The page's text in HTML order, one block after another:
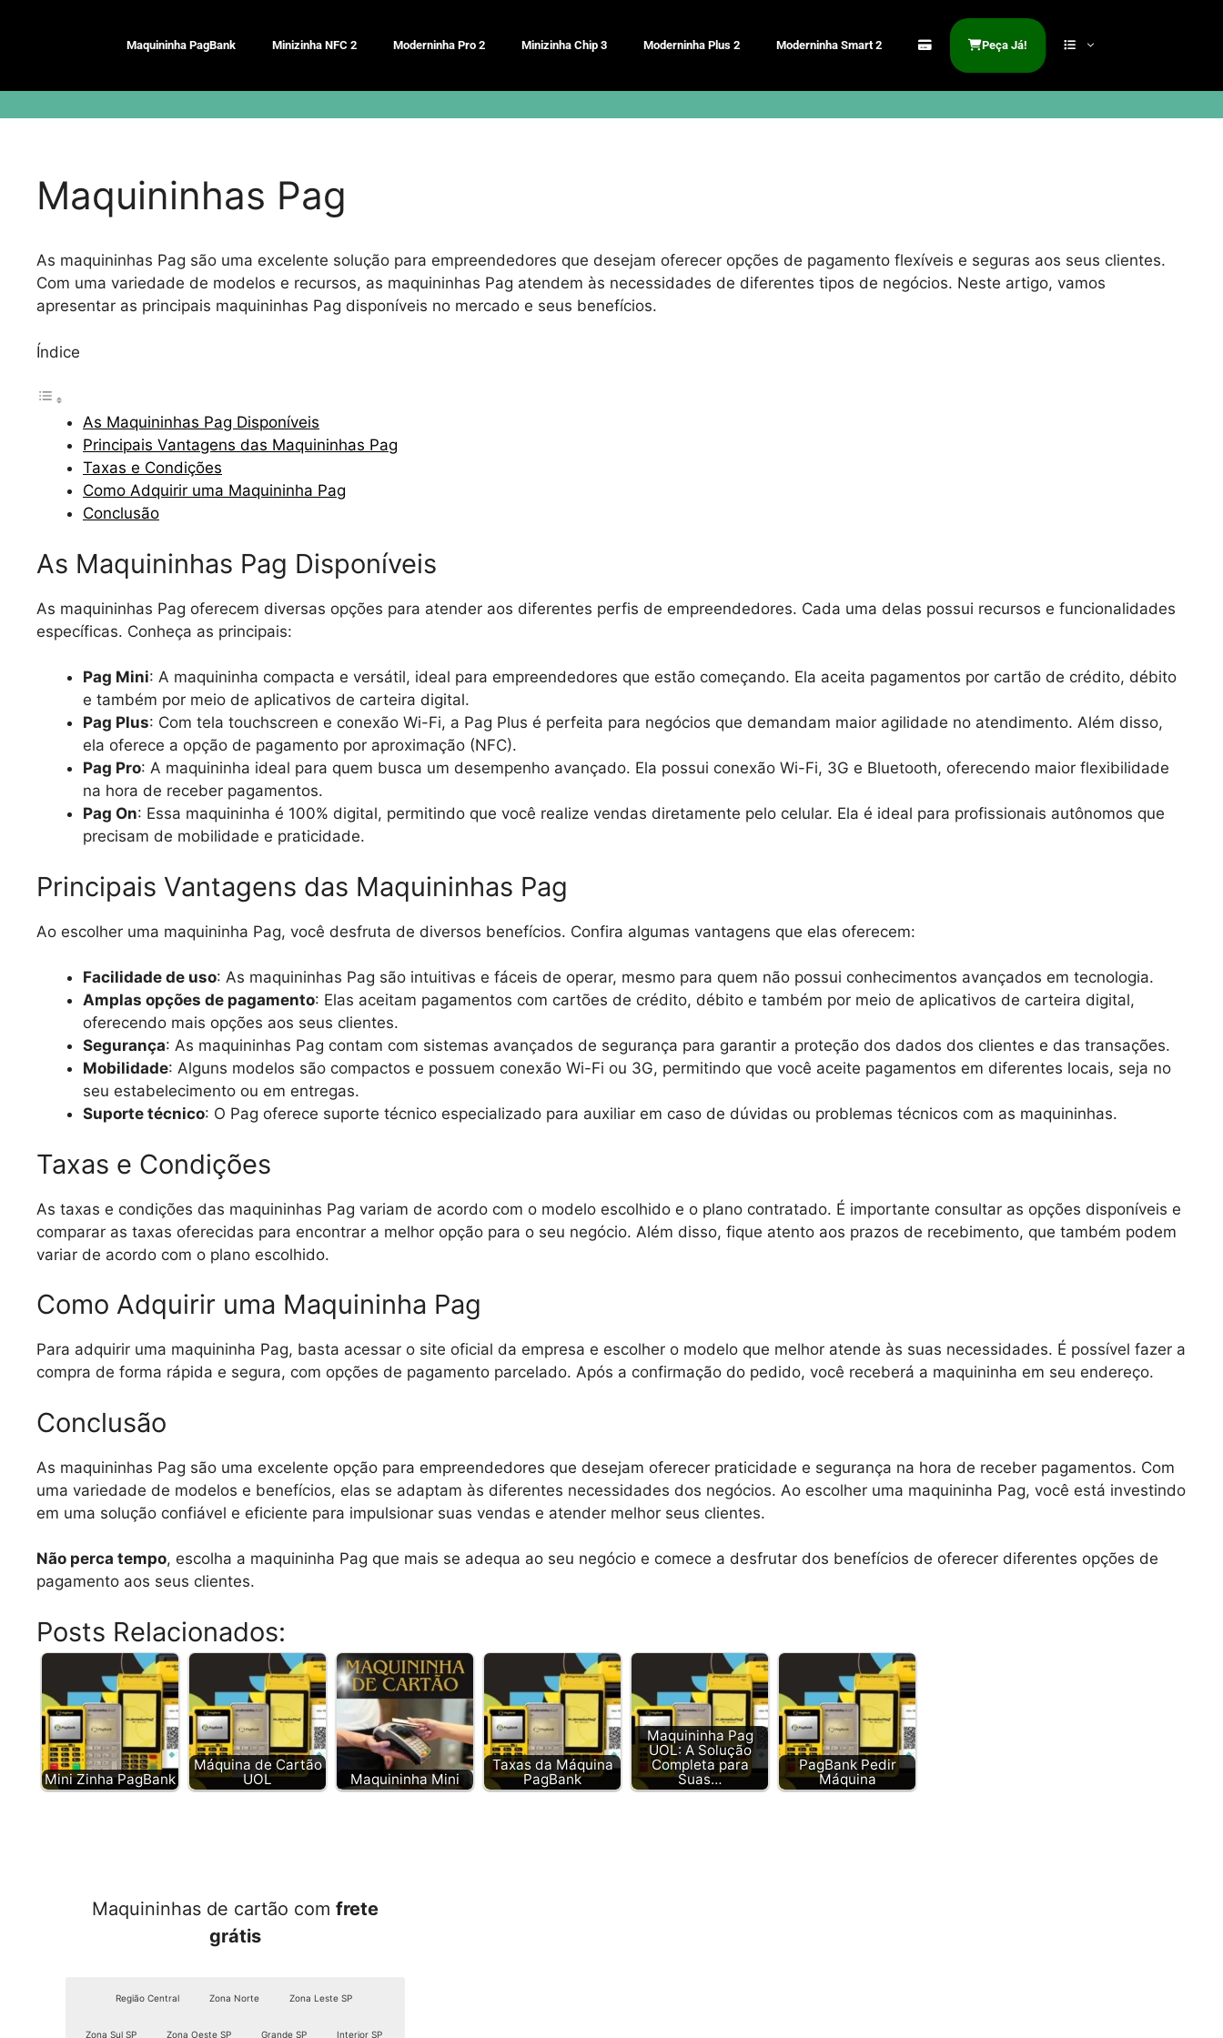
Maquininha PagBank Minizinha NFC 2 Moderninha Pro 2 Minizinha Chip 3 Moderninha Plus 2 Moderninha Smart 2 Peça Já!
Maquininhas Pag
As maquininhas Pag são uma excelente solução para empreendedores que desejam oferecer opções de pagamento flexíveis e seguras aos seus clientes.
Com uma variedade de modelos e recursos, as maquininhas Pag atendem às necessidades de diferentes tipos de negócios. Neste artigo, vamos
apresentar as principais maquininhas Pag disponíveis no mercado e seus benefícios.
Índice
As Maquininhas Pag Disponíveis
Principais Vantagens das Maquininhas Pag
Taxas e Condições
Como Adquirir uma Maquininha Pag
Conclusão
As Maquininhas Pag Disponíveis
As maquininhas Pag oferecem diversas opções para atender aos diferentes perfis de empreendedores. Cada uma delas possui recursos e funcionalidades
específicas. Conheça as principais:
Pag Mini: A maquininha compacta e versátil, ideal para empreendedores que estão começando. Ela aceita pagamentos por cartão de crédito, débito
e também por meio de aplicativos de carteira digital.
Pag Plus: Com tela touchscreen e conexão Wi-Fi, a Pag Plus é perfeita para negócios que demandam maior agilidade no atendimento. Além disso,
ela oferece a opção de pagamento por aproximação (NFC).
Pag Pro: A maquininha ideal para quem busca um desempenho avançado. Ela possui conexão Wi-Fi, 3G e Bluetooth, oferecendo maior flexibilidade
na hora de receber pagamentos.
Pag On: Essa maquininha é 100% digital, permitindo que você realize vendas diretamente pelo celular. Ela é ideal para profissionais autônomos que
precisam de mobilidade e praticidade.
Principais Vantagens das Maquininhas Pag
Ao escolher uma maquininha Pag, você desfruta de diversos benefícios. Confira algumas vantagens que elas oferecem:
Facilidade de uso: As maquininhas Pag são intuitivas e fáceis de operar, mesmo para quem não possui conhecimentos avançados em tecnologia.
Amplas opções de pagamento: Elas aceitam pagamentos com cartões de crédito, débito e também por meio de aplicativos de carteira digital,
oferecendo mais opções aos seus clientes.
Segurança: As maquininhas Pag contam com sistemas avançados de segurança para garantir a proteção dos dados dos clientes e das transações.
Mobilidade: Alguns modelos são compactos e possuem conexão Wi-Fi ou 3G, permitindo que você aceite pagamentos em diferentes locais, seja no
seu estabelecimento ou em entregas.
Suporte técnico: O Pag oferece suporte técnico especializado para auxiliar em caso de dúvidas ou problemas técnicos com as maquininhas.
Taxas e Condições
As taxas e condições das maquininhas Pag variam de acordo com o modelo escolhido e o plano contratado. É importante consultar as opções disponíveis e
comparar as taxas oferecidas para encontrar a melhor opção para o seu negócio. Além disso, fique atento aos prazos de recebimento, que também podem
variar de acordo com o plano escolhido.
Como Adquirir uma Maquininha Pag
Para adquirir uma maquininha Pag, basta acessar o site oficial da empresa e escolher o modelo que melhor atende às suas necessidades. É possível fazer a
compra de forma rápida e segura, com opções de pagamento parcelado. Após a confirmação do pedido, você receberá a maquininha em seu endereço.
Conclusão
As maquininhas Pag são uma excelente opção para empreendedores que desejam oferecer praticidade e segurança na hora de receber pagamentos. Com
uma variedade de modelos e benefícios, elas se adaptam às diferentes necessidades dos negócios. Ao escolher uma maquininha Pag, você está investindo
em uma solução confiável e eficiente para impulsionar suas vendas e atender melhor seus clientes.
Não perca tempo, escolha a maquininha Pag que mais se adequa ao seu negócio e comece a desfrutar dos benefícios de oferecer diferentes opções de
pagamento aos seus clientes.
Posts Relacionados:
Mini Zinha PagBank
Máquina de Cartão
UOL
Maquininha Mini
Taxas da Máquina
PagBank
Maquininha Pag
UOL: A Solução
Completa para
Suas…
PagBank Pedir
Máquina
Maquininhas de cartão comfrete
grátis
Região Central Zona Norte Zona Leste SP
Zona Sul SP Zona Oeste SP Grande SP Interior SP